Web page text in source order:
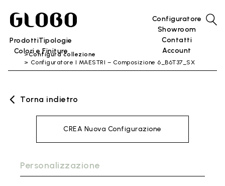
ProdottiTipologie
Colori e Finiture
Configuratore
Showroom
Contatti
Account
Configura collezione
Configuratore I MAESTRI – Composizione 6_B6T37_SX
Torna indietro
CREA Nuova Configurazione
Personalizzazione